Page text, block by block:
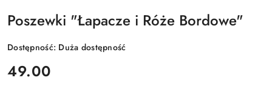
Poszewki "Łapacze i Róże Bordowe"
Dostępność: Duża dostępność
cena:
49.00